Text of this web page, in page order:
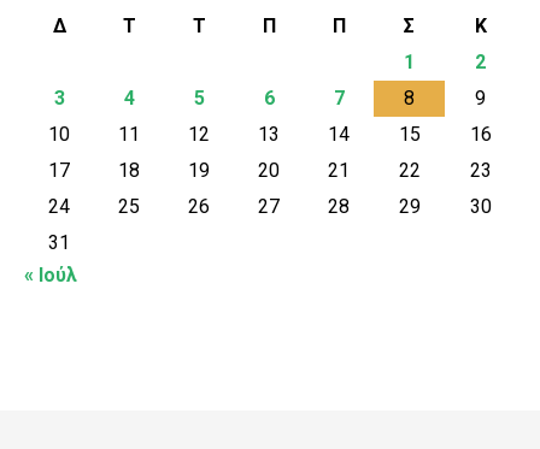
Δ Τ Τ Π Π Σ
Κ
1
2
3
4 5 6 7 8
9
10
11 12 13 14 15
16
17
18 19 20 21 22
23
24
25 26 27 28 29
30
31
« Ιούλ